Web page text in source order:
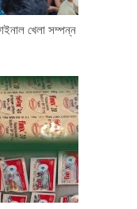
খেলা সম্পন্ন